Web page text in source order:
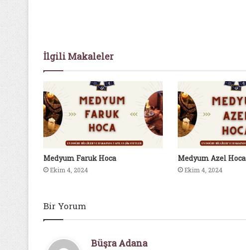
İlgili Makaleler
Medyum Faruk Hoca
Ekim 4, 2024
Medyum Azel Hoca
Ekim 4, 2024
Bir Yorum
Büşra Adana